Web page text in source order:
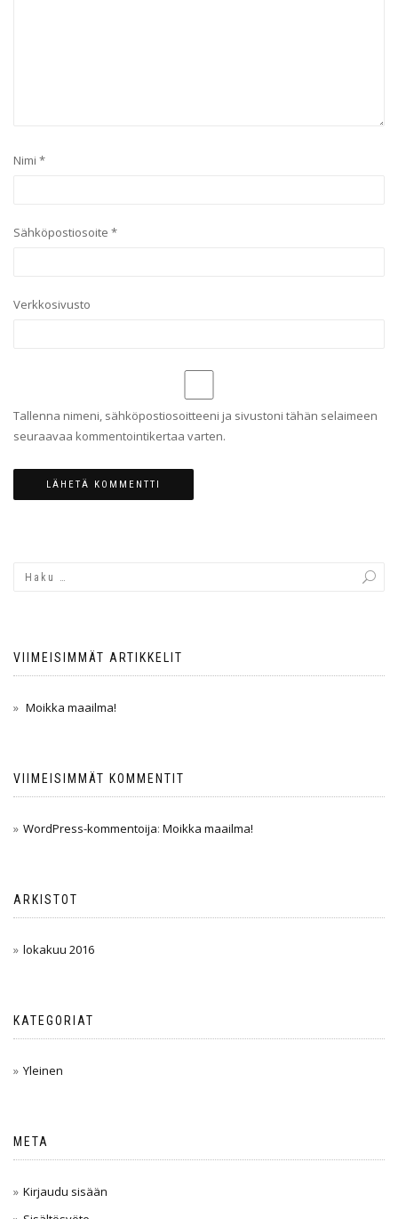
Nimi *
Sähköpostiosoite *
Verkkosivusto
Tallenna nimeni, sähköpostiosoitteeni ja sivustoni tähän selaimeen
seuraavaa kommentointikertaa varten.
VIIMEISIMMÄT ARTIKKELIT
Moikka maailma!
VIIMEISIMMÄT KOMMENTIT
WordPress-kommentoija: Moikka maailma!
ARKISTOT
lokakuu 2016
KATEGORIAT
Yleinen
META
Kirjaudu sisään